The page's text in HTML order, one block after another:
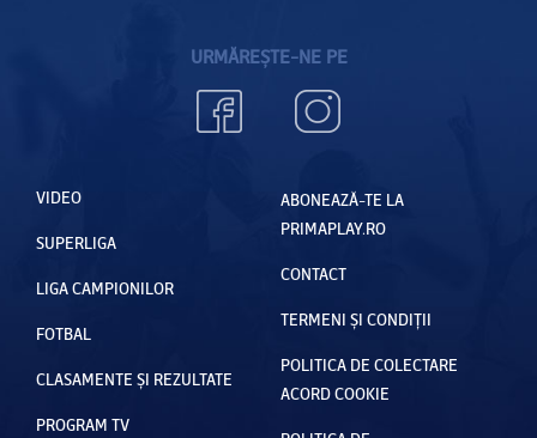
URMĂREȘTE-NE PE
VIDEO
SUPERLIGA
LIGA CAMPIONILOR
FOTBAL
CLASAMENTE ȘI REZULTATE
PROGRAM TV
ABONEAZĂ-TE LA
PRIMAPLAY.RO
CONTACT
TERMENI ȘI CONDIȚII
POLITICA DE COLECTARE
ACORD COOKIE